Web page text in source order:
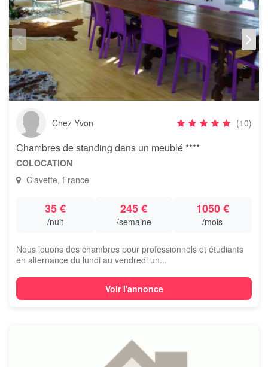
Chez Yvon (10)
Chambres de standing dans un meublé ****
COLOCATION
Clavette, France
35 €
/nuit
245 €
/semaine
1050 €
/mois
Nous louons des chambres pour professionnels et étudiants
en alternance du lundi au vendredi un...
Voir l'annonce